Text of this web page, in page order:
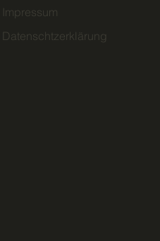
Datenschtzerklärung
Impressum